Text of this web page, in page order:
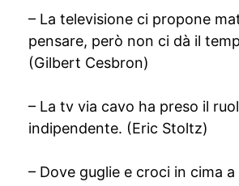
– La televisione ci propone
pensare, però non ci dà il
(Gilbert Cesbron)
– La tv via cavo ha preso il
indipendente. (Eric Stoltz)
– Dove guglie e croci in cima